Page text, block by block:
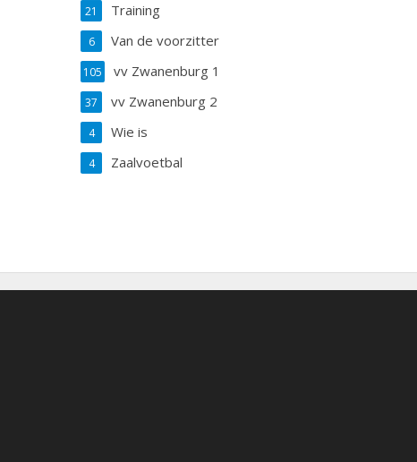
Training
21
Van de voorzitter
6
vv Zwanenburg 1
105
vv Zwanenburg 2
37
Wie is
4
Zaalvoetbal
4